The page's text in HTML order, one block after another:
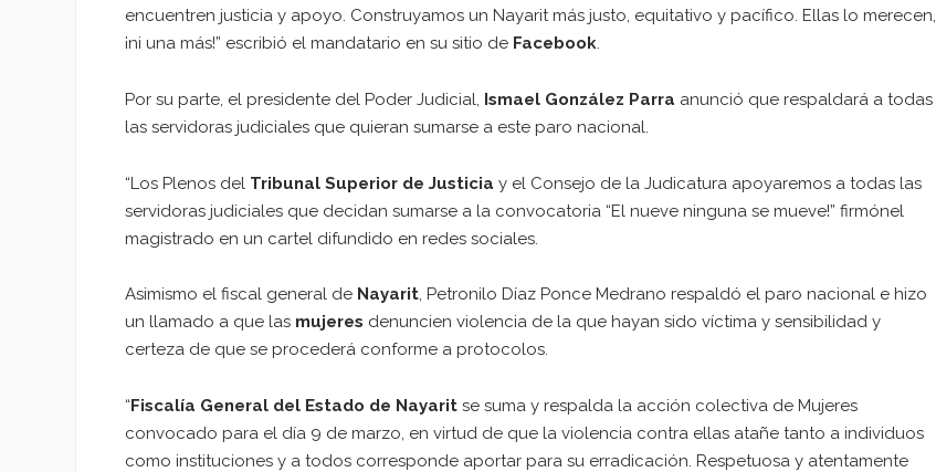
encuentren justicia y apoyo. Construyamos un Nayarit más justo, equitativo y pacífico. Ellas lo merecen,
¡ni una más!” escribió el mandatario en su sitio de Facebook.
Por su parte, el presidente del Poder Judicial, Ismael González Parra anunció que respaldará a todas
las servidoras judiciales que quieran sumarse a este paro nacional.
“Los Plenos del Tribunal Superior de Justicia y el Consejo de la Judicatura apoyaremos a todas las
servidoras judiciales que decidan sumarse a la convocatoria “El nueve ninguna se mueve!” firmónel
magistrado en un cartel difundido en redes sociales.
Asimismo el fiscal general de Nayarit, Petronilo Díaz Ponce Medrano respaldó el paro nacional e hizo
un llamado a que las mujeres denuncien violencia de la que hayan sido víctima y sensibilidad y
certeza de que se procederá conforme a protocolos.
“Fiscalía General del Estado de Nayarit se suma y respalda la acción colectiva de Mujeres
convocado para el día 9 de marzo, en virtud de que la violencia contra ellas atañe tanto a individuos
como instituciones y a todos corresponde aportar para su erradicación. Respetuosa y atentamente